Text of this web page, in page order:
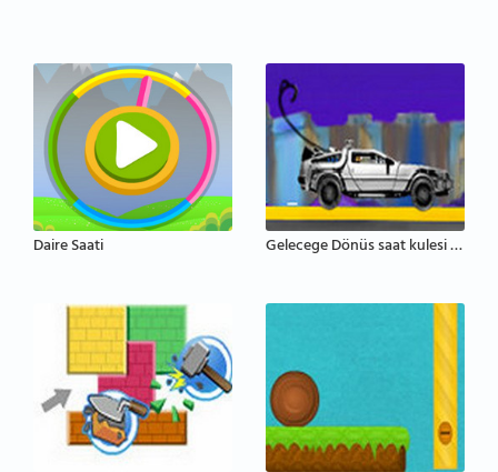
Daire Saati Gelecege Dönüs saat kulesi sahnesi